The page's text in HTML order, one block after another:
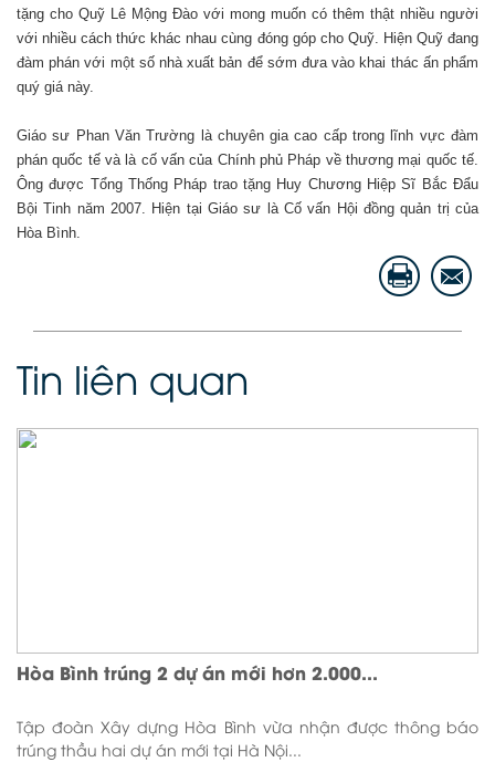
tặng cho Quỹ Lê Mộng Đào với mong muốn có thêm thật nhiều người
với nhiều cách thức khác nhau cùng đóng góp cho Quỹ. Hiện Quỹ đang
đàm phán với một số nhà xuất bản để sớm đưa vào khai thác ấn phẩm
quý giá này.
Giáo sư Phan Văn Trường là chuyên gia cao cấp trong lĩnh vực đàm
phán quốc tế và là cố vấn của Chính phủ Pháp về thương mại quốc tế.
Ông được Tổng Thống Pháp trao tặng Huy Chương Hiệp Sĩ Bắc Đẩu
Bội Tinh năm 2007. Hiện tại Giáo sư là Cố vấn Hội đồng quản trị của
Hòa Bình.
Tin liên quan
Hòa Bình trúng 2 dự án mới hơn 2.000...
Tập đoàn Xây dựng Hòa Bình vừa nhận được thông báo
trúng thầu hai dự án mới tại Hà Nội...